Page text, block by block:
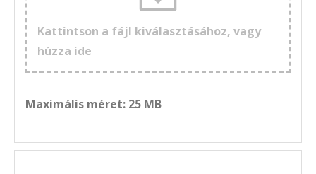
Kattintson a fájl kiválasztásához, vagy
húzza ide
Maximális méret: 25 MB